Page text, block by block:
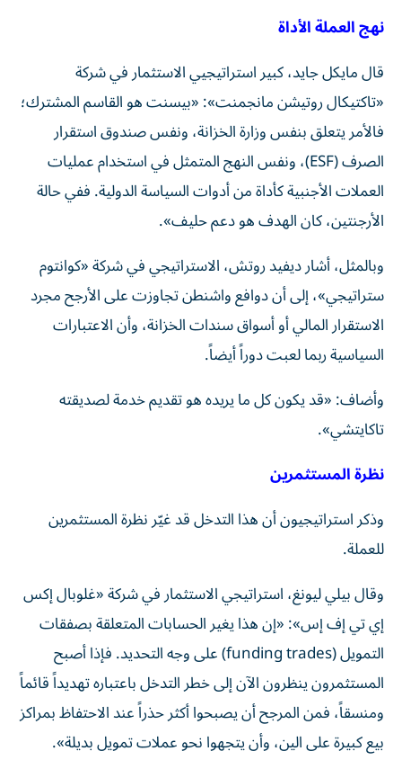
نهج العملة الأداة
قال مايكل جايد، كبير استراتيجيي الاستثمار في شركة
«تاكتيكال روتيشن مانجمنت»: «بيسنت هو القاسم المشترك؛
فالأمر يتعلق بنفس وزارة الخزانة، ونفس صندوق استقرار
الصرف (ESF)، ونفس النهج المتمثل في استخدام عمليات
العملات الأجنبية كأداة من أدوات السياسة الدولية. ففي حالة
الأرجنتين، كان الهدف هو دعم حليف».
وبالمثل، أشار ديفيد روتش، الاستراتيجي في شركة «كوانتوم
ستراتيجي»، إلى أن دوافع واشنطن تجاوزت على الأرجح مجرد
الاستقرار المالي أو أسواق سندات الخزانة، وأن الاعتبارات
السياسية ربما لعبت دوراً أيضاً.
وأضاف: «قد يكون كل ما يريده هو تقديم خدمة لصديقته
تاكايتشي».
نظرة المستثمرين
وذكر استراتيجيون أن هذا التدخل قد غيّر نظرة المستثمرين
للعملة.
وقال بيلي ليونغ، استراتيجي الاستثمار في شركة «غلوبال إكس
إي تي إف إس»: «إن هذا يغير الحسابات المتعلقة بصفقات
التمويل (funding trades) على وجه التحديد. فإذا أصبح
المستثمرون ينظرون الآن إلى خطر التدخل باعتباره تهديداً قائماً
ومنسقاً، فمن المرجح أن يصبحوا أكثر حذراً عند الاحتفاظ بمراكز
بيع كبيرة على الين، وأن يتجهوا نحو عملات تمويل بديلة».